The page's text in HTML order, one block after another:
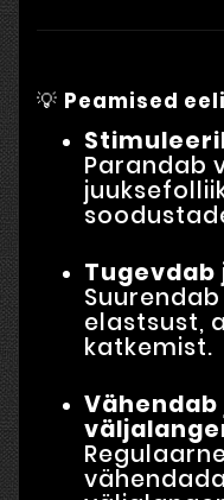
💡 Peamised
Parandab
Tugevdab
elastsust,
katkemist.